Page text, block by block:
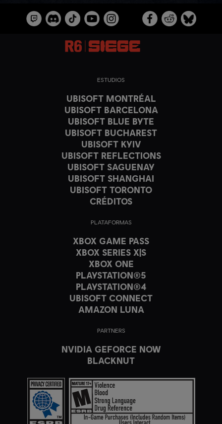
ESTUDIOS
UBISOFT MONTRÉAL
UBISOFT BARCELONA
UBISOFT BLUE BYTE
UBISOFT BUCHAREST
UBISOFT KYIV
UBISOFT REFLECTIONS
UBISOFT SAGUENAY
UBISOFT SHANGHAI
UBISOFT TORONTO
CRÉDITOS
PLATAFORMAS
XBOX GAME PASS
XBOX SERIES X|S
XBOX ONE
PLAYSTATION®5
PLAYSTATION®4
UBISOFT CONNECT
AMAZON LUNA
PARTNERS
NVIDIA GEFORCE NOW
BLACKNUT